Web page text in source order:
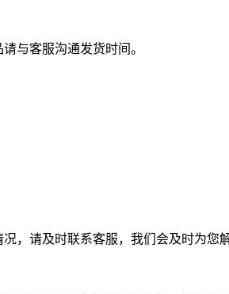
与客服沟通发货时间。
，请及时联系客服，我们会及时为您解